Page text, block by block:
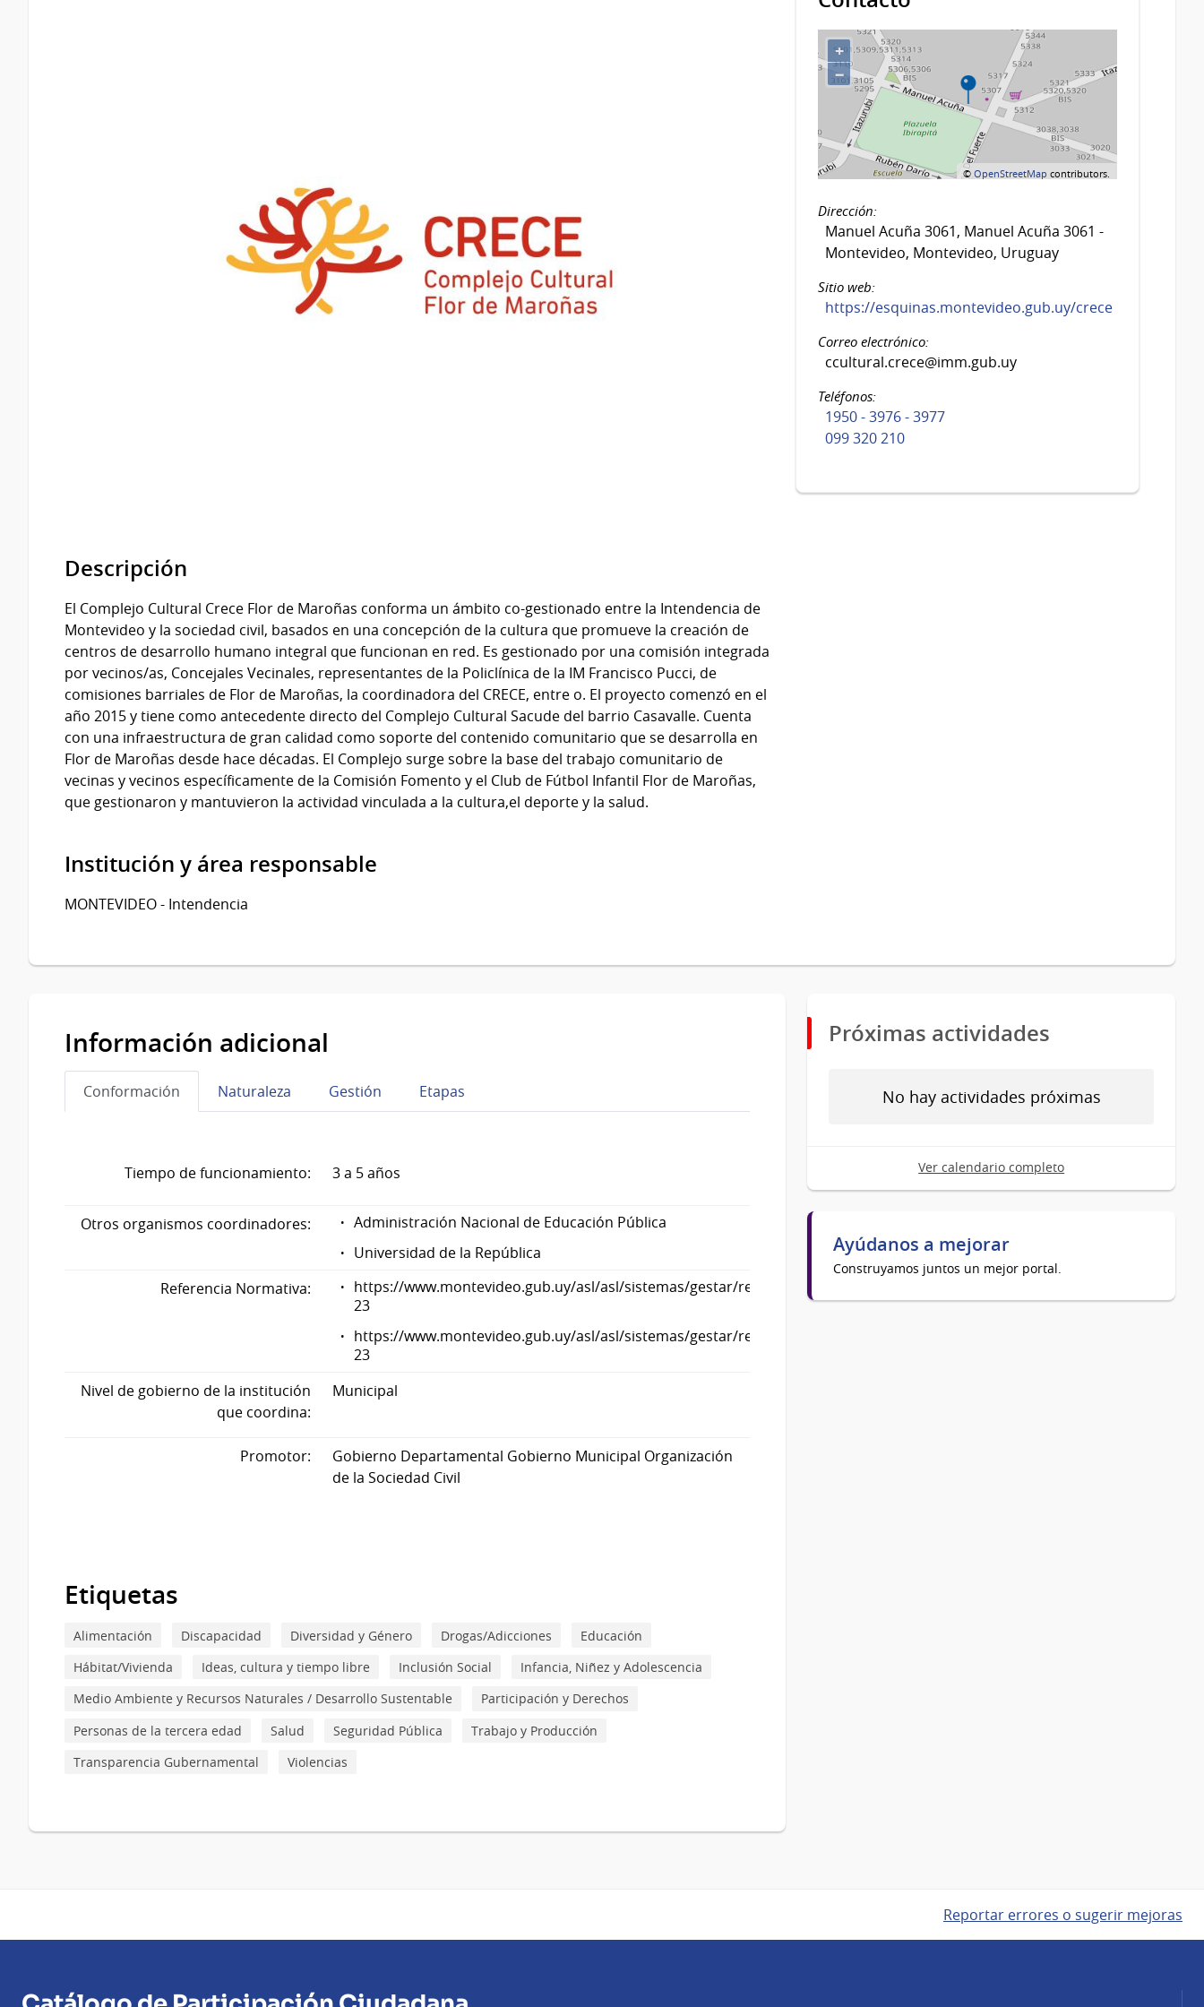
Descripción
El Complejo Cultural Crece Flor de Maroñas conforma un ámbito co-gestionado entre la Intendencia de
Montevideo y la sociedad civil, basados en una concepción de la cultura que promueve la creación de
centros de desarrollo humano integral que funcionan en red. Es gestionado por una comisión integrada
por vecinos/as, Concejales Vecinales, representantes de la Policlínica de la IM Francisco Pucci, de
comisiones barriales de Flor de Maroñas, la coordinadora del CRECE, entre o. El proyecto comenzó en el
año 2015 y tiene como antecedente directo del Complejo Cultural Sacude del barrio Casavalle. Cuenta
con una infraestructura de gran calidad como soporte del contenido comunitario que se desarrolla en
Flor de Maroñas desde hace décadas. El Complejo surge sobre la base del trabajo comunitario de
vecinas y vecinos específicamente de la Comisión Fomento y el Club de Fútbol Infantil Flor de Maroñas,
que gestionaron y mantuvieron la actividad vinculada a la cultura,el deporte y la salud.
Institución y área responsable
MONTEVIDEO - Intendencia
+
−
©OpenStreetMap contributors.
Dirección:
Manuel Acuña 3061, Manuel Acuña 3061 -
Montevideo, Montevideo, Uruguay
Sitio web:
https://esquinas.montevideo.gub.uy/crece
Correo electrónico:
ccultural.crece@imm.gub.uy
Teléfonos:
1950 - 3976 - 3977
099 320 210
Información adicional
Conformación Naturaleza Gestión Etapas
Tiempo de funcionamiento: 3 a 5 años
Otros organismos coordinadores:
Administración Nacional de Educación Pública
Universidad de la República
Referencia Normativa:
https://www.montevideo.gub.uy/asl/asl/sistemas/gestar/resoluci.nsf/WEB/Intendente/4415-
23
https://www.montevideo.gub.uy/asl/asl/sistemas/gestar/resoluci.nsf/WEB/Intendente/4415-
23
Nivel de gobierno de la institución
que coordina:
Municipal
Promotor:
Gobierno Departamental Gobierno Municipal Organización
de la Sociedad Civil
Etiquetas
Alimentación Discapacidad Diversidad y Género Drogas/Adicciones
Educación
Hábitat/Vivienda
Ideas, cultura y tiempo libre Inclusión Social
Infancia, Niñez y Adolescencia
Medio Ambiente y Recursos Naturales / Desarrollo Sustentable
Participación y Derechos
Personas de la tercera edad
Salud Seguridad Pública
Trabajo y Producción
Transparencia Gubernamental
Violencias
Próximas actividades
No hay actividades próximas
Ver calendario completo
Ayúdanos a mejorar
Construyamos juntos un mejor portal.
Reportar errores o sugerir mejoras